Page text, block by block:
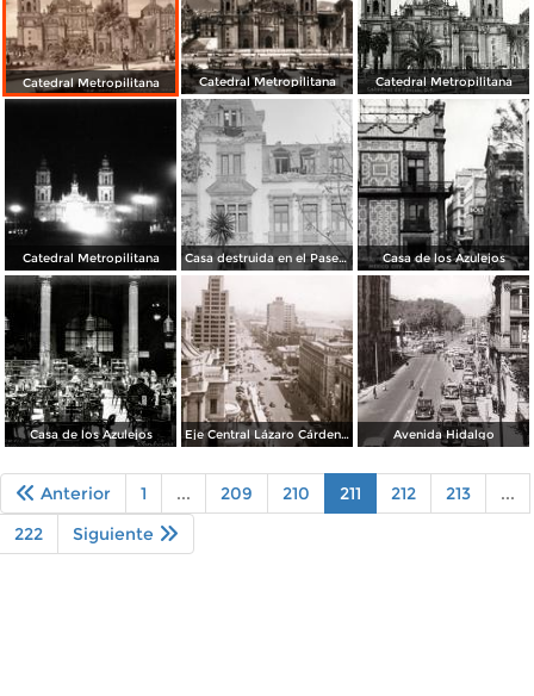
Catedral Metropilitana Catedral Metropilitana Catedral Metropilitana
Catedral Metropilitana Casa destruida en el Paseo de la Reforma Casa de los Azulejos
Casa de los Azulejos Eje Central Lázaro Cárdenas (San Juan de Letrán) Avenida Hidalgo
Anterior 1 ... 209 210 211 212 213
...
222
Siguiente